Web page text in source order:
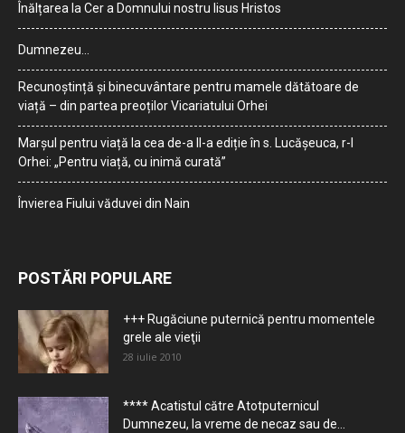
Înălțarea la Cer a Domnului nostru Iisus Hristos
Dumnezeu…
Recunoștință și binecuvântare pentru mamele dătătoare de
viață – din partea preoților Vicariatului Orhei
Marșul pentru viață la cea de-a II-a ediție în s. Lucășeuca, r-l
Orhei: „Pentru viață, cu inimă curată”
Învierea Fiului văduvei din Nain
POSTĂRI POPULARE
+++ Rugăciune puternică pentru momentele
grele ale vieţii
28 iulie 2010
**** Acatistul către Atotputernicul
Dumnezeu, la vreme de necaz sau de...